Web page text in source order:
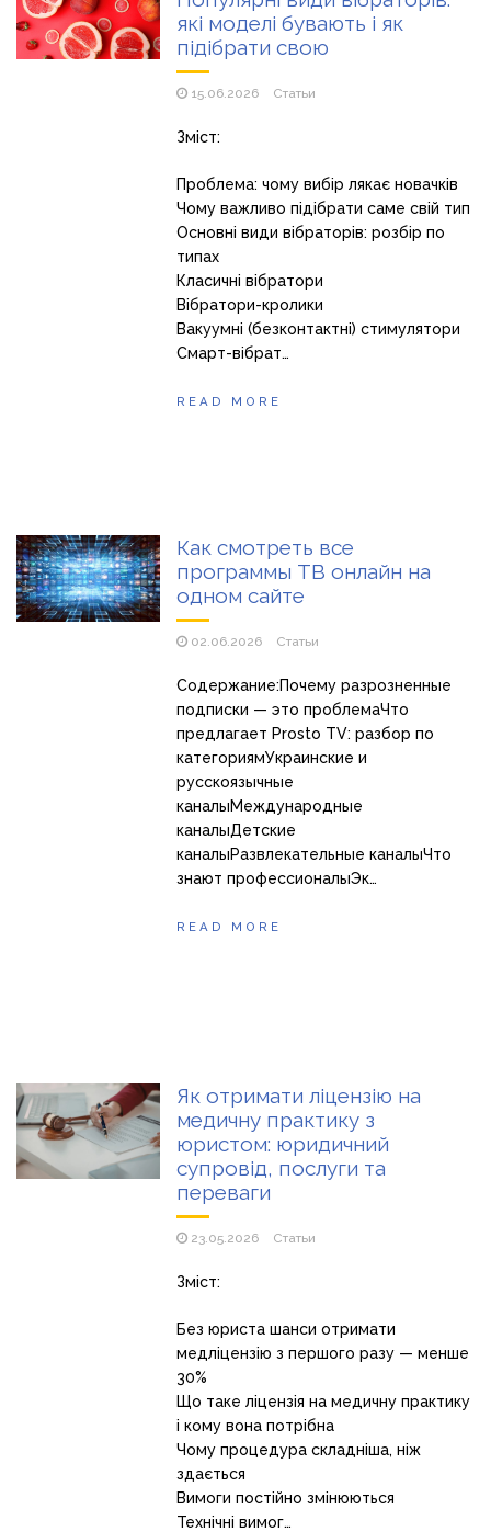
Популярні види вібраторів: які моделі бувають і як
підібрати свою
які моделі бувають і як
підібрати свою
15.06.2026 Статьи
Зміст:
Проблема: чому вибір лякає новачків
Чому важливо підібрати саме свій тип
Основні види вібраторів: розбір по
типах
Класичні вібратори
Вібратори-кролики
Вакуумні (безконтактні) стимулятори
Смарт-вібрат…
READ MORE
Как смотреть все
программы ТВ онлайн на
одном сайте
02.06.2026 Статьи
Содержание:Почему разрозненные
подписки — это проблемаЧто
предлагает Prosto TV: разбор по
категориямУкраинские и
русскоязычные
каналыМеждународные
каналыДетские
каналыРазвлекательные каналыЧто
знают профессионалыЭк…
READ MORE
Як отримати ліцензію на
медичну практику з
юристом: юридичний
супровід, послуги та
переваги
23.05.2026 Статьи
Зміст:
Без юриста шанси отримати
медліцензію з першого разу — менше
30%
Що таке ліцензія на медичну практику
і кому вона потрібна
Чому процедура складніша, ніж
здається
Вимоги постійно змінюються
Технічні вимог…